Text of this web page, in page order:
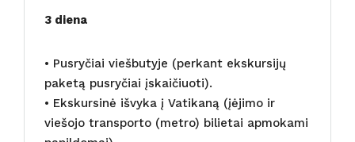
3 diena
• Pusryčiai viešbutyje (perkant ekskursijų
paketą pusryčiai įskaičiuoti).
• Ekskursinė išvyka į Vatikaną (įėjimo ir
viešojo transporto (metro) bilietai apmokami